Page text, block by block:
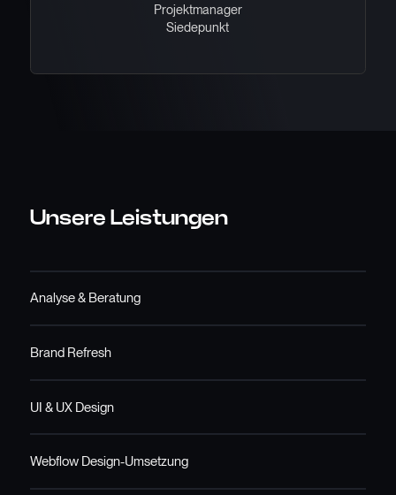
Projektmanager
Siedepunkt
Unsere Leistungen
Analyse & Beratung
Brand Refresh
UI & UX Design
Webflow Design-Umsetzung